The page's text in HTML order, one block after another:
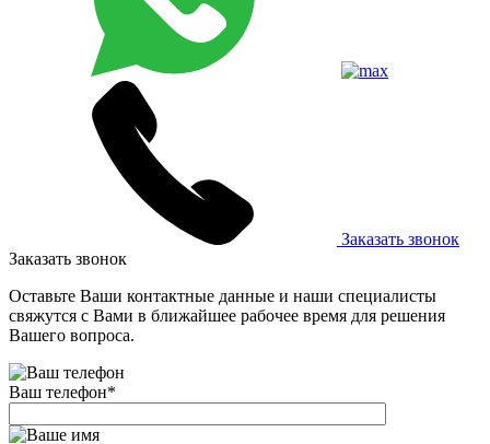
Заказать звонок
Заказать звонок
Оставьте Ваши контактные данные и наши специалисты
свяжутся с Вами в ближайшее рабочее время для решения
Вашего вопроса.
Ваш телефон*